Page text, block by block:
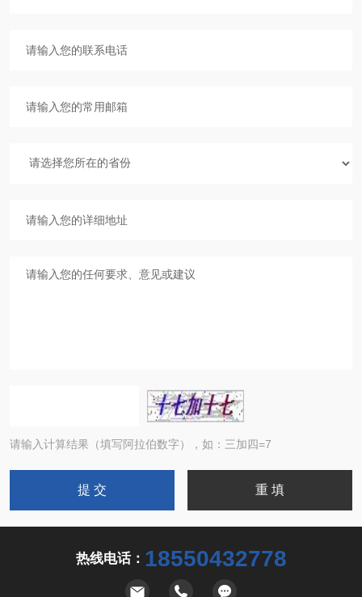
请输入计算结果（填写阿拉伯数字），如：三加四=7
热线电话： 18550432778